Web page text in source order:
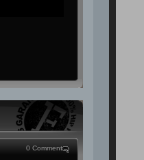
0 Comment